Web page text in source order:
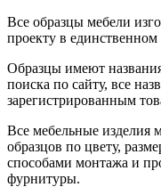
Все образцы мебели
проекту в единственном
Образцы имеют
поиска по сайту, все
зарегистрированным
Все мебельные изделия
образцов по цвету,
способами монтажа и
фурнитуры.